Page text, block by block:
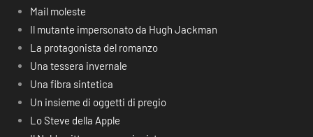
Mail moleste
Il mutante impersonato da Hugh Jackman
La protagonista del romanzo
Una tessera invernale
Una fibra sintetica
Un insieme di oggetti di pregio
Lo Steve della Apple